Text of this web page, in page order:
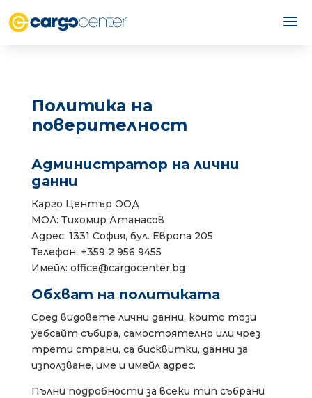
Политика на
поверителност
Администратор на лични
данни
Карго Център ООД
МОЛ: Тихомир Атанасов
Адрес: 1331 София, бул. Европа 205
Телефон: +359 2 956 9455
Имейл:
gb.re
tneco
grac@
eciff
o
Обхват на политиката
Сред видовете лични данни, които този
уебсайт събира, самостоятелно или чрез
трети страни, са бисквитки, данни за
използване, име и имейл адрес.
Пълни подробности за всеки тип събрани